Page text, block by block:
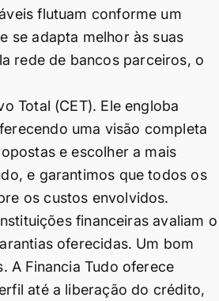
flutuam conforme um
se adapta melhor às suas
rede de bancos parceiros, o
Total (CET). Ele engloba
uma visão completa
e escolher a mais
e garantimos que todos os
os custos envolvidos.
financeiras avaliam o
oferecidas. Um bom
A Financia Tudo oferece
até a liberação do crédito,